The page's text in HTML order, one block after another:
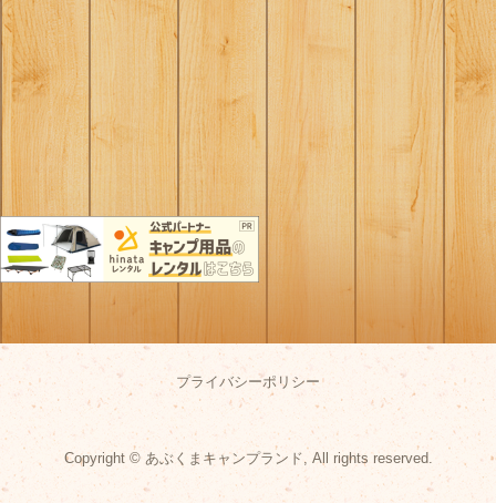
プライバシーポリシー
Copyright © あぶくまキャンプランド, All rights reserved.